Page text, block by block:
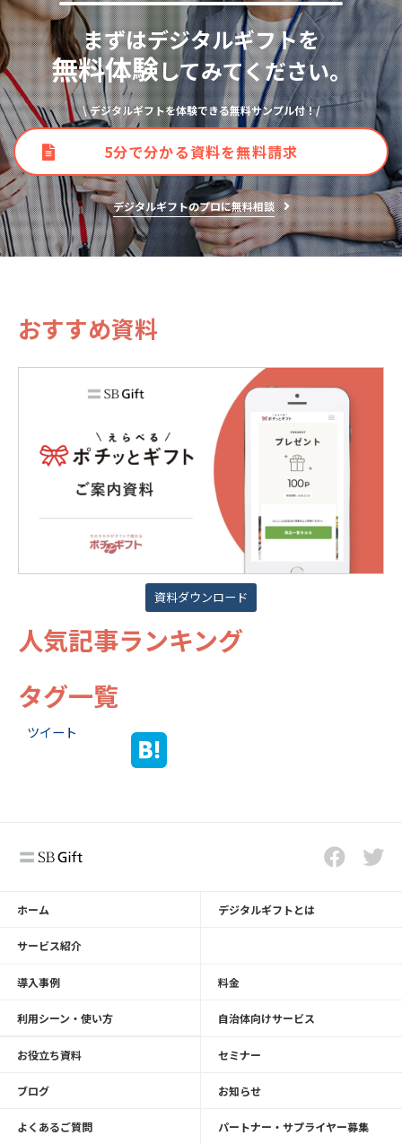
まずはデジタルギフトを
無料体験してみてください。
\ デジタルギフトを体験できる無料サンプル付！/
5分で分かる資料を無料請求
デジタルギフトのプロに無料相談
おすすめ資料
資料ダウンロード
人気記事ランキング
タグ一覧
ツイート
ホーム デジタルギフトとは
サービス紹介
導入事例 料金
利用シーン・使い方 自治体向けサービス
お役立ち資料 セミナー
ブログ お知らせ
よくあるご質問 パートナー・サプライヤー募集